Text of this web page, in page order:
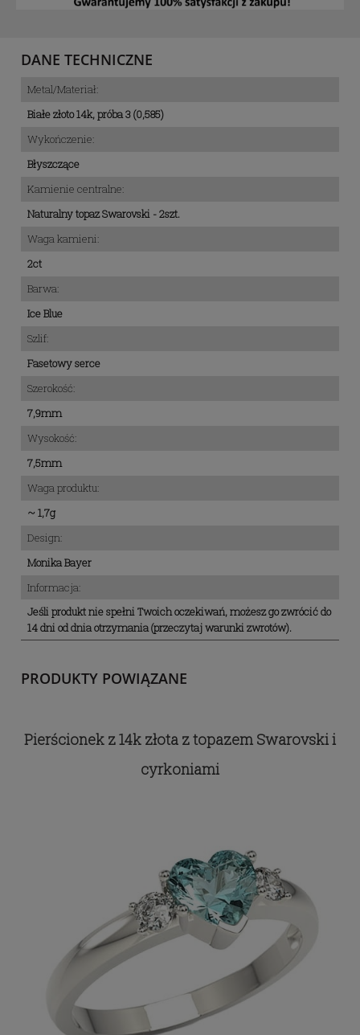
DANE TECHNICZNE
Metal/Materiał:
Białe złoto 14k, próba 3 (0,585)
Wykończenie:
Błyszczące
Kamienie centralne:
Naturalny topaz Swarovski - 2szt.
Waga kamieni:
2ct
Barwa:
Ice Blue
Szlif:
Fasetowy serce
Szerokość:
7,9mm
Wysokość:
7,5mm
Waga produktu:
~ 1,7g
Design:
Monika Bayer
Informacja:
Jeśli produkt nie spełni Twoich oczekiwań, możesz go zwrócić do
14 dni od dnia otrzymania (przeczytaj warunki zwrotów).
PRODUKTY POWIĄZANE
Pierścionek z 14k złota z topazem Swarovski i
cyrkoniami